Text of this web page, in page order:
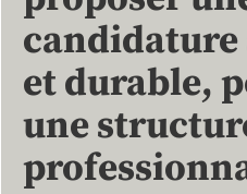
et durable,
une